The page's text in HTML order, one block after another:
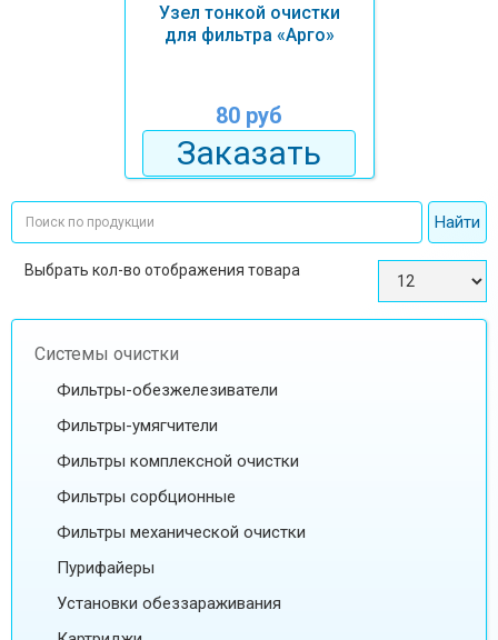
Узел тонкой очистки
для фильтра «Арго»
80 руб
Заказать
Выбрать кол-во отображения товара
Системы очистки
Фильтры-обезжелезиватели
Фильтры-умягчители
Фильтры комплексной очистки
Фильтры сорбционные
Фильтры механической очистки
Пурифайеры
Установки обеззараживания